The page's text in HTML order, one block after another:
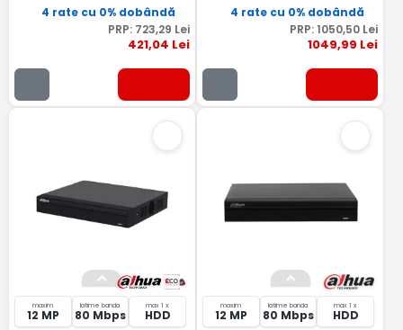
4 rate cu 0% dobândă
PRP: 723,29 Lei
421,04 Lei
4 rate cu 0% dobândă
PRP: 1050,50 Lei
1049,99 Lei
maxim
12 MP
latime banda
80 Mbps
max 1 x
HDD
maxim
12 MP
latime banda
80 Mbps
max 1 x
HDD